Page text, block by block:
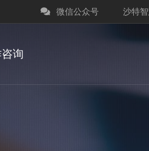
沙特
微信公众号
询